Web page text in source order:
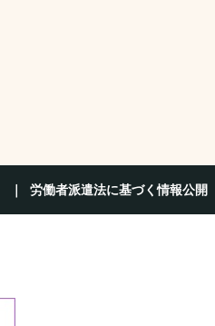
労働者派遣法に基づく情報公開